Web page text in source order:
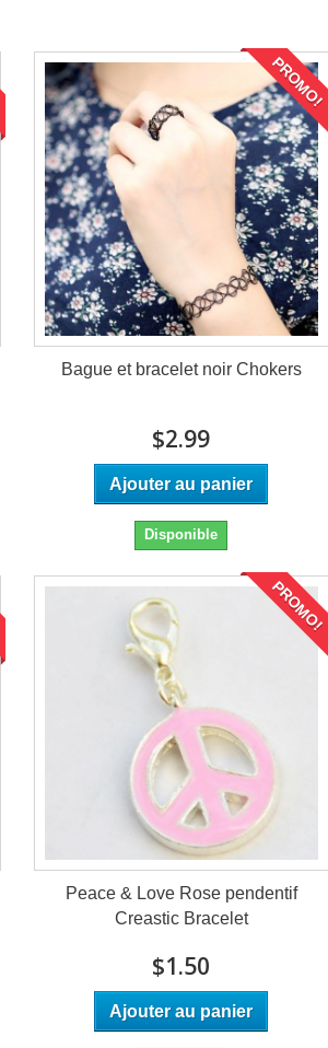
PROMO!
Bague et bracelet noir Chokers
$2.99
Ajouter au panier
Disponible
PROMO!
Peace & Love Rose pendentif
Creastic Bracelet
$1.50
Ajouter au panier